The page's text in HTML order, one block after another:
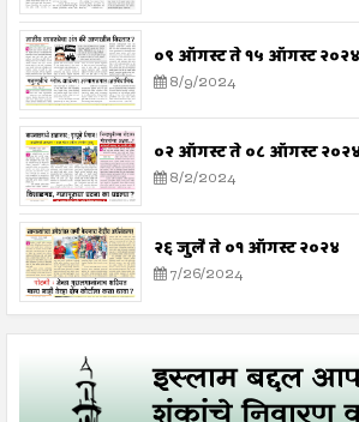
०९ ऑगस्ट ते १५ ऑगस्ट २०२४
8/9/2024
०२ ऑगस्ट ते ०८ ऑगस्ट २०२४
8/2/2024
२६ जुलै ते ०१ ऑगस्ट २०२४
7/26/2024